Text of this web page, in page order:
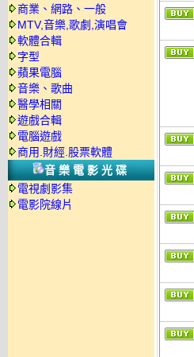
商業、網路、一般
MTV,音樂,歌劇,演唱會
軟體合輯
字型
蘋果電腦
音樂、歌曲
醫學相關
遊戲合輯
電腦遊戲
商用.財經.股票軟體
音樂電影光碟
電視劇影集
電影院線片